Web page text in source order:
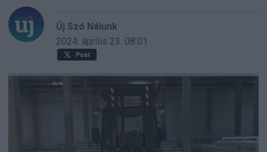
Új Szó Nálunk
2024. április 23. 08:01
Post